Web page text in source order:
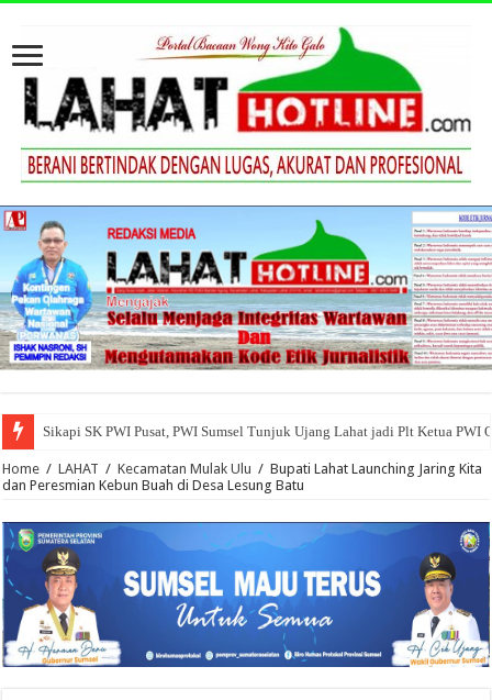
Sikapi SK PWI Pusat, PWI Sumsel Tunjuk Ujang Lahat jadi Plt Ketua PWI
Home / LAHAT / Kecamatan Mulak Ulu / Bupati Lahat Launching Jaring Kita
dan Peresmian Kebun Buah di Desa Lesung Batu